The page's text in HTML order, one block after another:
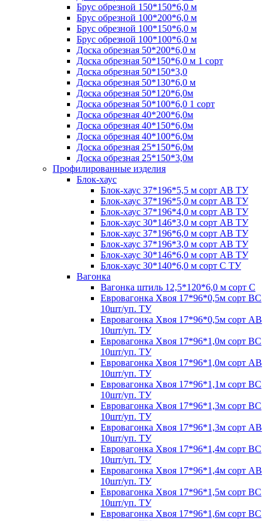
Брус обрезной 150*150*6,0 м
Брус обрезной 100*200*6,0 м
Брус обрезной 100*150*6,0 м
Брус обрезной 100*100*6,0 м
Доска обрезная 50*200*6,0 м
Доска обрезная 50*150*6,0 м 1 сорт
Доска обрезная 50*150*3,0
Доска обрезная 50*130*6,0 м
Доска обрезная 50*120*6,0м
Доска обрезная 50*100*6,0 1 сорт
Доска обрезная 40*200*6,0м
Доска обрезная 40*150*6,0м
Доска обрезная 40*100*6,0м
Доска обрезная 25*150*6,0м
Доска обрезная 25*150*3,0м
Профилированные изделия
Блок-хаус
Блок-хаус 37*196*5,5 м сорт АВ ТУ
Блок-хаус 37*196*5,0 м сорт АВ ТУ
Блок-хаус 37*196*4,0 м сорт АВ ТУ
Блок-хаус 30*146*3,0 м сорт АВ ТУ
Блок-хаус 37*196*6,0 м сорт АВ ТУ
Блок-хаус 37*196*3,0 м сорт АВ ТУ
Блок-хаус 30*146*6,0 м сорт АВ ТУ
Блок-хаус 30*140*6,0 м сорт С ТУ
Вагонка
Вагонка штиль 12,5*120*6,0 м сорт С
Евровагонка Хвоя 17*96*0,5м сорт ВС
10шт/уп. ТУ
Евровагонка Хвоя 17*96*0,5м сорт АВ
10шт/уп. ТУ
Евровагонка Хвоя 17*96*1,0м сорт ВС
10шт/уп. ТУ
Евровагонка Хвоя 17*96*1,0м сорт АВ
10шт/уп. ТУ
Евровагонка Хвоя 17*96*1,1м сорт ВС
10шт/уп. ТУ
Евровагонка Хвоя 17*96*1,3м сорт ВС
10шт/уп. ТУ
Евровагонка Хвоя 17*96*1,3м сорт АВ
10шт/уп. ТУ
Евровагонка Хвоя 17*96*1,4м сорт ВС
10шт/уп. ТУ
Евровагонка Хвоя 17*96*1,4м сорт АВ
10шт/уп. ТУ
Евровагонка Хвоя 17*96*1,5м сорт ВС
10шт/уп. ТУ
Евровагонка Хвоя 17*96*1,6м сорт ВС